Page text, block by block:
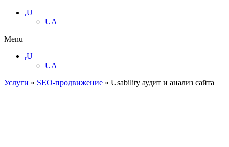
ᵣU
UA
Menu
ᵣU
UA
Услуги » SEO-продвижение » Usability аудит и анализ сайта